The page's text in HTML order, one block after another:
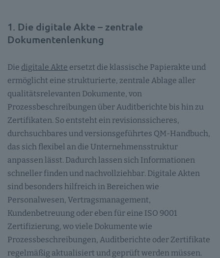
1. Die digitale Akte – zentrale
Dokumentenlenkung
Die digitale Akte ersetzt die klassische Papierakte und
ermöglicht eine strukturierte, zentrale Ablage aller
qualitätsrelevanten Dokumente, von
Prozessbeschreibungen über Auditberichte bis hin zu
Zertifikaten. So entsteht ein revisionssicheres,
durchsuchbares und versionsgeführtes QM-Handbuch,
das sich flexibel an die Unternehmensstruktur
anpassen lässt. Dadurch lassen sich Informationen
schneller finden und nachvollziehbar. Digitale Akten
sind besonders hilfreich in Bereichen wie
Personalwesen, Vertragsmanagement,
Kundenbetreuung oder eben für eine ISO 9001
Zertifizierung, wo viele Dokumente wie
Prozessbeschreibungen, Auditberichte oder Zertifikate
regelmäßig aktualisiert und geprüft werden müssen.